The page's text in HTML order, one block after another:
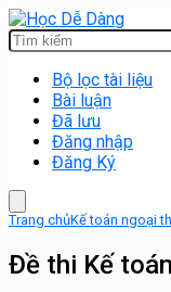
Bộ lọc tài liệu
Bài luận
Đã lưu
Đăng nhập
Đăng Ký
Trang chủKế toán ngoại
Đề thi Kế